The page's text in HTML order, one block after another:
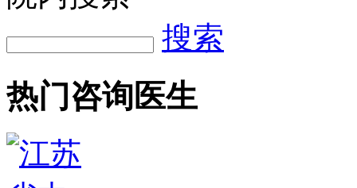
搜索
热门咨询医生